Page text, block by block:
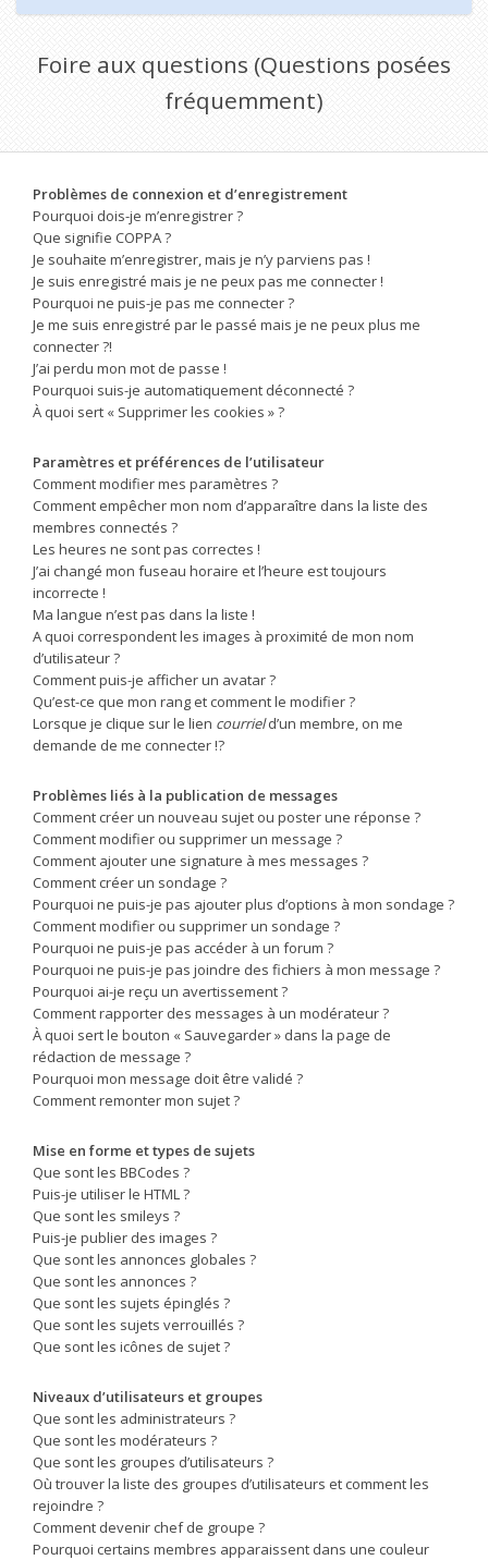
Foire aux questions (Questions posées
fréquemment)
Problèmes de connexion et d’enregistrement
Pourquoi dois-je m’enregistrer ?
Que signifie COPPA ?
Je souhaite m’enregistrer, mais je n’y parviens pas !
Je suis enregistré mais je ne peux pas me connecter !
Pourquoi ne puis-je pas me connecter ?
Je me suis enregistré par le passé mais je ne peux plus me
connecter ?!
J’ai perdu mon mot de passe !
Pourquoi suis-je automatiquement déconnecté ?
À quoi sert « Supprimer les cookies » ?
Paramètres et préférences de l’utilisateur
Comment modifier mes paramètres ?
Comment empêcher mon nom d’apparaître dans la liste des
membres connectés ?
Les heures ne sont pas correctes !
J’ai changé mon fuseau horaire et l’heure est toujours
incorrecte !
Ma langue n’est pas dans la liste !
A quoi correspondent les images à proximité de mon nom
d’utilisateur ?
Comment puis-je afficher un avatar ?
Qu’est-ce que mon rang et comment le modifier ?
Lorsque je clique sur le lien courrield’un membre, on me
demande de me connecter !?
Problèmes liés à la publication de messages
Comment créer un nouveau sujet ou poster une réponse ?
Comment modifier ou supprimer un message ?
Comment ajouter une signature à mes messages ?
Comment créer un sondage ?
Pourquoi ne puis-je pas ajouter plus d’options à mon sondage ?
Comment modifier ou supprimer un sondage ?
Pourquoi ne puis-je pas accéder à un forum ?
Pourquoi ne puis-je pas joindre des fichiers à mon message ?
Pourquoi ai-je reçu un avertissement ?
Comment rapporter des messages à un modérateur ?
À quoi sert le bouton « Sauvegarder » dans la page de
rédaction de message ?
Pourquoi mon message doit être validé ?
Comment remonter mon sujet ?
Mise en forme et types de sujets
Que sont les BBCodes ?
Puis-je utiliser le HTML ?
Que sont les smileys ?
Puis-je publier des images ?
Que sont les annonces globales ?
Que sont les annonces ?
Que sont les sujets épinglés ?
Que sont les sujets verrouillés ?
Que sont les icônes de sujet ?
Niveaux d’utilisateurs et groupes
Que sont les administrateurs ?
Que sont les modérateurs ?
Que sont les groupes d’utilisateurs ?
Où trouver la liste des groupes d’utilisateurs et comment les
rejoindre ?
Comment devenir chef de groupe ?
Pourquoi certains membres apparaissent dans une couleur